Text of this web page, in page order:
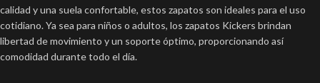
calidad y una suela confortable, estos zapatos son ideales para el uso
cotidiano. Ya sea para niños o adultos, los zapatos Kickers brindan
libertad de movimiento y un soporte óptimo, proporcionando así
comodidad durante todo el día.